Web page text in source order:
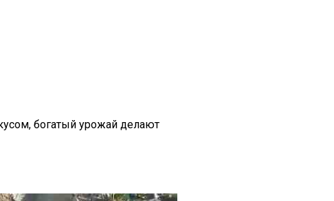
богатый урожай делают